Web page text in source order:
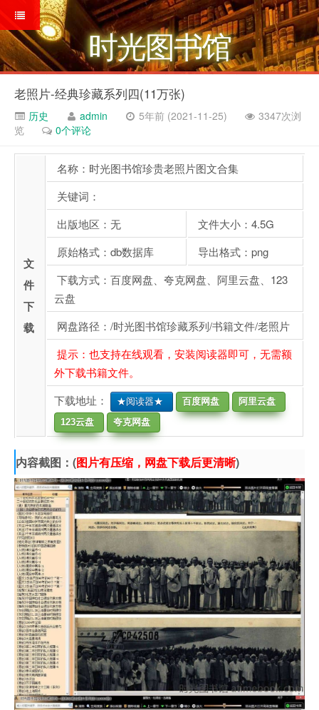
时光图书馆
老照片-经典珍藏系列四(11万张)
历史 admin 5年前 (2021-11-25)
3347次浏
览
0个评论
文
件
下
载
名称：时光图书馆珍贵老照片图文合集
关键词：
出版地区：无
文件大小：4.5G
原始格式：db数据库
导出格式：png
下载方式：百度网盘、夸克网盘、阿里云盘、123
云盘
网盘路径：/时光图书馆珍藏系列/书籍文件/老照片
提示：也支持在线观看，安装阅读器即可，无需额
外下载书籍文件。
下载地址：
★阅读器★ 百度网盘
阿里云盘
123云盘
夸克网盘
内容截图：(图片有压缩，网盘下载后更清晰)